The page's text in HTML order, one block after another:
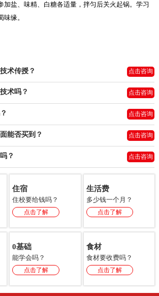
加盐、味精、白糖各适量，拌匀后关火起锅。学习
缘。
术传授？ 点击咨询
术吗？ 点击咨询
点击咨询
能否买到？ 点击咨询
？ 点击咨询
住宿
住校要给钱吗？
点击了解
生活费
多少钱一个月？
点击了解
0基础
能学会吗？
点击了解
食材
食材要收费吗？
点击了解